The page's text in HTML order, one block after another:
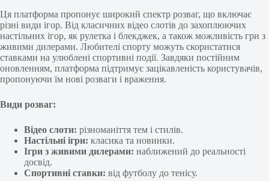
Ця платформа пропонує широкий спектр розваг, що включає
різні види ігор. Від класичних відео слотів до захоплюючих
настільних ігор, як рулетка і блекджек, а також можливість гри з
живими дилерами. Любителі спорту можуть скористатися
ставками на улюблені спортивні події. Завдяки постійним
оновленням, платформа підтримує зацікавленість користувачів,
пропонуючи їм нові розваги і враження.
Види розваг:
Відео слоти: різноманіття тем і стилів.
Настільні ігри: класика та новинки.
Ігри з живими дилерами: наближений до реальності
досвід.
Спортивні ставки: від футболу до тенісу.